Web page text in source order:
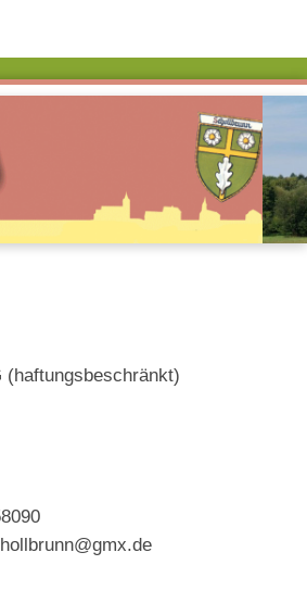
(haftungsbeschränkt)